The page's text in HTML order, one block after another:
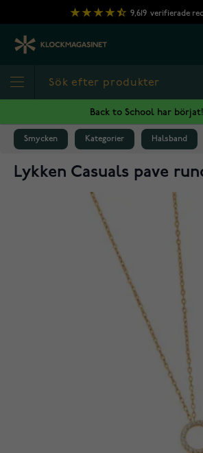
Hoppa till innehållet
9,619 verifierade
Back to School har
Smycken Kategorier Halsband
Lykken Casuals pave